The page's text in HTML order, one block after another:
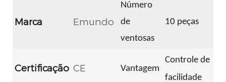
Marca Emundo
Número
de
ventosas
10 peças
Certificação CE Vantagem
Controle de
facilidade